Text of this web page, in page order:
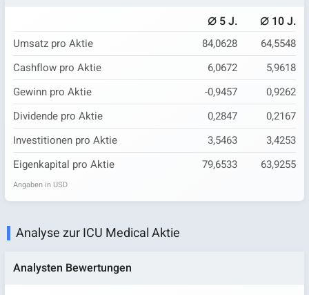
⌀ 5 J. ⌀ 10 J.
Umsatz pro Aktie 84,0628
64,5548
Cashflow pro Aktie
6,0672
5,9618
Gewinn pro Aktie
-0,9457
0,9262
Dividende pro Aktie
0,2847
0,2167
Investitionen pro Aktie
3,5463
3,4253
Eigenkapital pro Aktie
79,6533 63,9255
Angaben in USD
Analyse zur ICU Medical Aktie
Analysten Bewertungen